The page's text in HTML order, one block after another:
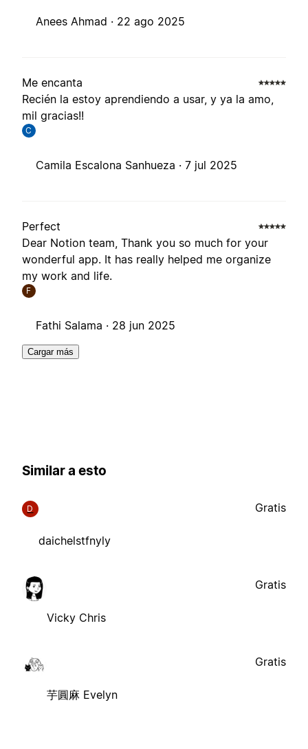
Anees Ahmad · 22 ago 2025
Me encanta
Recién la estoy aprendiendo a usar, y ya la amo,
mil gracias!!
C
Camila Escalona Sanhueza · 7 jul 2025
Perfect
Dear Notion team, Thank you so much for your
wonderful app. It has really helped me organize
my work and life.
F
Fathi Salama · 28 jun 2025
Cargar más
Similar a esto
D
daichelstfnyly
Gratis
Vicky Chris
Gratis
芋圓麻 Evelyn
Gratis